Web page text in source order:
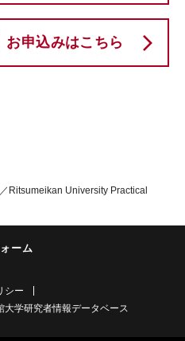
お申込みはこちら
Ritsumeikan University Practical
ーム
シー
大学研究者情報データベース